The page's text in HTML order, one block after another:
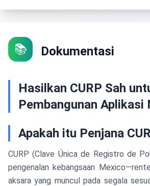
📚 Dokumentasi
Hasilkan CURP Sah
Pembangunan Aplikasi
Apakah itu Penjana
CURP (Clave Única de Registro de
pengenalan kebangsaan
aksara yang muncul pada segala